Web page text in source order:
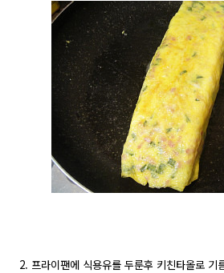
2. 프라이팬에 식용유를 두룬후 키친타올로 기